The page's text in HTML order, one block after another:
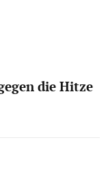
die Hitze